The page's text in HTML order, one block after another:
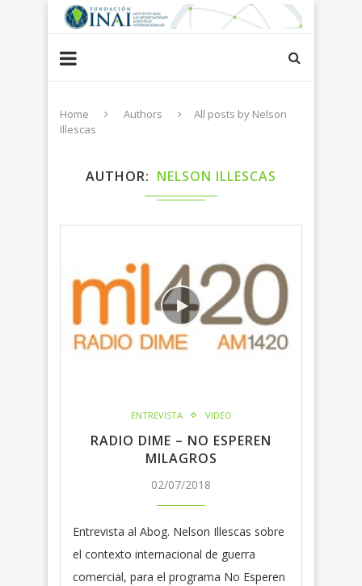
Home Authors
All posts by Nelson
Illescas
AUTHOR NELSON ILLESCAS
ENTREVISTA VIDEO
RADIO DIME – NO ESPEREN
MILAGROS
02/07/2018
Entrevista al Abog. Nelson Illescas sobre
el contexto internacional de guerra
comercial, para el programa No Esperen